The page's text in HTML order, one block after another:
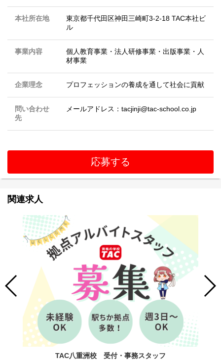
本社所在地
東京都千代田区神田三崎町3-2-18 TAC本社ビ
ル
事業内容
個人教育事業・法人研修事業・出版事業・人
材事業
企業理念 プロフェッションの養成を通して社会に貢献
問い合わせ
先
メールアドレス：tacjinji@tac-school.co.jp
応募する
関連求人
TAC八重洲校 受付・事務スタッフ